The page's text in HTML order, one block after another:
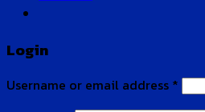
Login
Username or email address *